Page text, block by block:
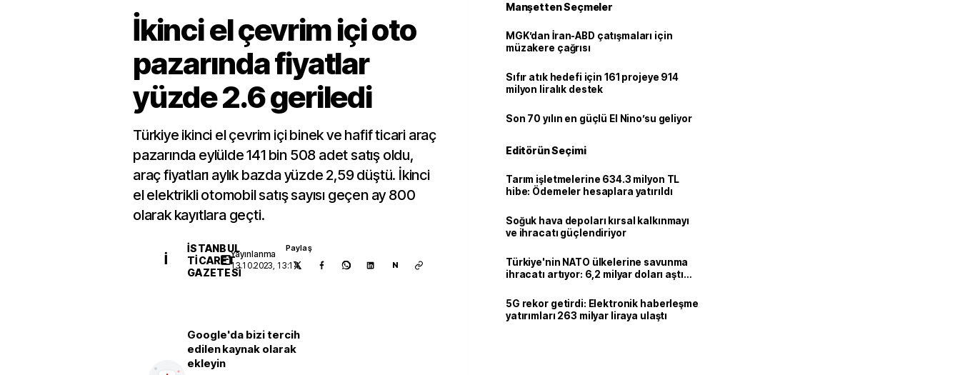
İkinci el çevrim içi oto
pazarında fiyatlar
yüzde 2.6 geriledi
Türkiye ikinci el çevrim içi binek ve hafif ticari araç
pazarında eylülde 141 bin 508 adet satış oldu,
araç fiyatları aylık bazda yüzde 2,59 düştü. İkinci
el elektrikli otomobil satış sayısı geçen ay 800
olarak kayıtlara geçti.
İ
İSTANBUL
TICARET
GAZETESI
Yayınlanma
13.10.2023, 13:14
Paylaş
N
Google'da bizi tercih
edilen kaynak olarak
ekleyin
Manşetten Seçmeler
MGK’dan İran-ABD çatışmaları için
müzakere çağrısı
Sıfır atık hedefi için 161 projeye 914
milyon liralık destek
Son 70 yılın en güçlü El Nino’su geliyor
Editörün Seçimi
Tarım işletmelerine 634.3 milyon TL
hibe: Ödemeler hesaplara yatırıldı
Soğuk hava depoları kırsal kalkınmayı
ve ihracatı güçlendiriyor
Türkiye'nin NATO ülkelerine savunma
ihracatı artıyor: 6,2 milyar doları aştı
5G rekor getirdi: Elektronik haberleşme
yatırımları 263 milyar liraya ulaştı